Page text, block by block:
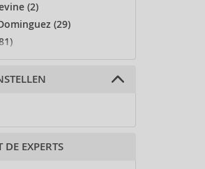
(2)
(29)
(1)
DE EXPERTS